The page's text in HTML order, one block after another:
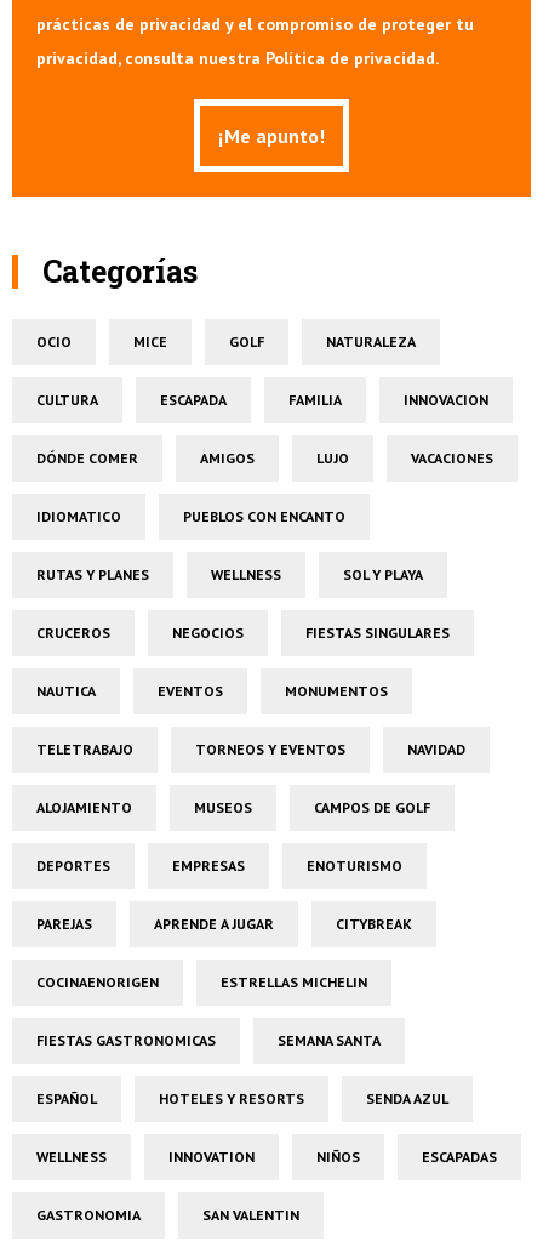
prácticas de privacidad y el compromiso de proteger tu
privacidad, consulta nuestra Política de privacidad.
Categorías
OCIO MICE GOLF NATURALEZA
CULTURA ESCAPADA FAMILIA INNOVACION
DÓNDE COMER AMIGOS LUJO VACACIONES
IDIOMATICO PUEBLOS CON ENCANTO
RUTAS Y PLANES WELLNESS SOL Y PLAYA
CRUCEROS NEGOCIOS FIESTAS SINGULARES
NAUTICA EVENTOS MONUMENTOS
TELETRABAJO TORNEOS Y EVENTOS NAVIDAD
ALOJAMIENTO MUSEOS CAMPOS DE GOLF
DEPORTES EMPRESAS ENOTURISMO
PAREJAS APRENDE A JUGAR CITYBREAK
COCINAENORIGEN ESTRELLAS MICHELIN
FIESTAS GASTRONOMICAS SEMANA SANTA
ESPAÑOL HOTELES Y RESORTS SENDA AZUL
WELLNESS INNOVATION NIÑOS ESCAPADAS
GASTRONOMIA SAN VALENTIN